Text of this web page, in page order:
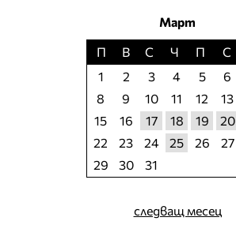
Март
П
В С Ч П С
1
2 3 4 5 6
8
9 10 11 12 13
15
16 17 18 19 20
22
23 24 25 26 27
29
30 31
следващ месец